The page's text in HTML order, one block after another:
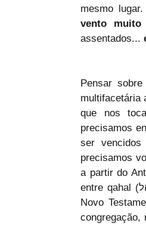
mesmo lugar.
vento muito
assentados...
Pensar
multifacetária
que nos
precisamos
ser
precisamos
a partir do
entre qahal (קָהָל) no Antigo Testamento e ekklesia (ἐκκλησία) no
Novo
congregação,